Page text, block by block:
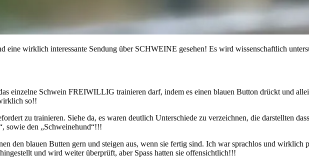
wirklich interessante Sendung über SCHWEINE gesehen! Es wird wissenschaftlich
einzelne Schwein FREIWILLIG trainieren darf, indem es einen blauen Button drückt und
so!!
zu trainieren. Siehe da, es waren deutlich Unterschiede zu verzeichnen, die darstellten
sowie den „Schweinehund“!!!
den blauen Butten gern und steigen aus, wenn sie fertig sind. Ich war sprachlos und wirklich
und wird weiter überprüft, aber Spass hatten sie offensichtlich!!!